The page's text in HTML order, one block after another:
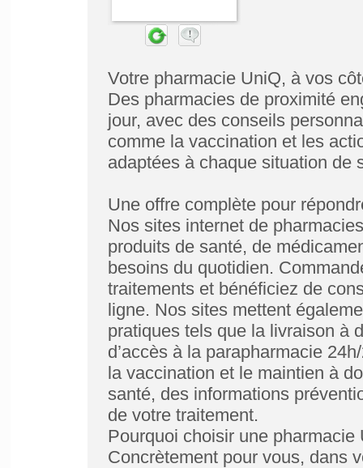
Votre pharmacie UniQ, à vos
Des pharmacies de proximité
jour, avec des conseils
comme la vaccination et les
adaptées à chaque situation de
Une offre complète pour
Nos sites internet de
produits de santé, de
besoins du quotidien.
traitements et bénéficiez de
ligne. Nos sites mettent
pratiques tels que la livraison à
d’accès à la parapharmacie
la vaccination et le maintien à
santé, des informations
de votre traitement.
Pourquoi choisir une pharmacie
Concrètement pour vous, dans